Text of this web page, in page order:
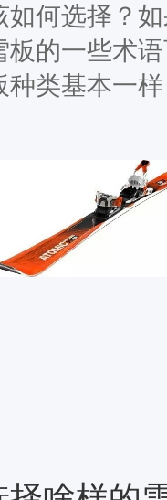
extend）的
同时横向移
在换刃时
压。2、收
于最收缩的
下减压、收
如何选择？
的一些术
种类基本一
真的能分
宾板、野雪
此我们分析
（All-
惑，说不好
到精简的野
它就好。虽
刺激”的人